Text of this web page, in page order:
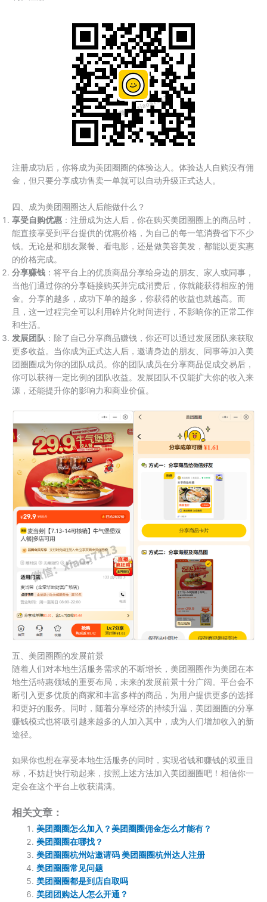
注册成功后，你将成为美团圈圈的体验达人。体验达人自购没有佣
金，但只要分享成功售卖一单就可以自动升级正式达人。
四、成为美团圈圈达人后能做什么？
享受自购优惠 ：注册成为达人后，你在购买美团圈圈上的商品时，
能直接享受到平台提供的优惠价格，为自己的每一笔消费省下不少
钱。无论是和朋友聚餐、看电影，还是做美容美发，都能以更实惠
的价格完成。
分享赚钱 ：将平台上的优质商品分享给身边的朋友、家人或同事，
当他们通过你的分享链接购买并完成消费后，你就能获得相应的佣
金。分享的越多，成功下单的越多，你获得的收益也就越高。而
且，这一过程完全可以利用碎片化时间进行，不影响你的正常工作
和生活。
发展团队 ：除了自己分享商品赚钱，你还可以通过发展团队来获取
更多收益。当你成为正式达人后，邀请身边的朋友、同事等加入美
团圈圈成为你的团队成员。你的团队成员在分享商品促成交易后，
你可以获得一定比例的团队收益。发展团队不仅能扩大你的收入来
源，还能提升你的影响力和商业价值。
五、美团圈圈的发展前景
随着人们对本地生活服务需求的不断增长，美团圈圈作为美团在本
地生活特惠领域的重要布局，未来的发展前景十分广阔。平台会不
断引入更多优质的商家和丰富多样的商品，为用户提供更多的选择
和更好的服务。同时，随着分享经济的持续升温，美团圈圈的分享
赚钱模式也将吸引越来越多的人加入其中，成为人们增加收入的新
途径。
如果你也想在享受本地生活服务的同时，实现省钱和赚钱的双重目
标，不妨赶快行动起来，按照上述方法加入美团圈圈吧！相信你一
定会在这个平台上收获满满。
相关文章：
美团圈圈怎么加入？美团圈圈佣金怎么才能有？
美团圈圈在哪找？
美团圈圈杭州站邀请码 美团圈圈杭州达人注册
美团圈圈常见问题
美团圈圈都是到店自取吗
美团团购达人怎么开通？